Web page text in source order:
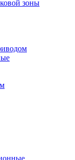
зоны